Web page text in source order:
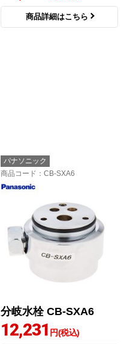
パナソニック
商品コード ：CB-SXA6
分岐水栓 CB-SXA6
12,231 円(税込)